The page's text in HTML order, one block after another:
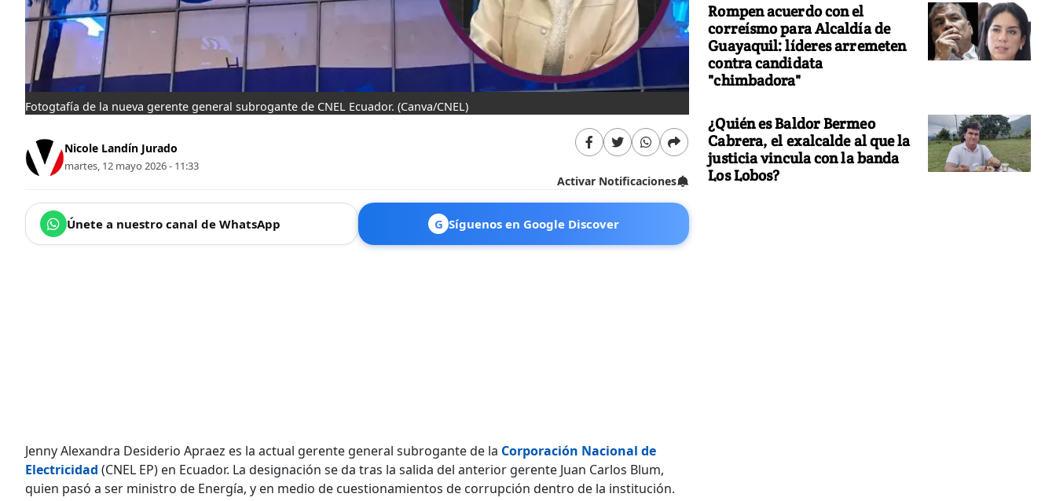
Fotogtafía de la nueva gerente general subrogante de CNEL Ecuador. (Canva/CNEL)
Nicole Landín Jurado
martes, 12 mayo 2026 - 11:33
Activar Notificaciones
Únete a nuestro canal de WhatsApp G Síguenos en Google Discover
Jenny Alexandra Desiderio Apraez es la actual gerente general subrogante de la Corporación Nacional de
Electricidad (CNEL EP) en Ecuador. La designación se da tras la salida del anterior gerente Juan Carlos Blum,
quien pasó a ser ministro de Energía, y en medio de cuestionamientos de corrupción dentro de la institución.
Rompen acuerdo con el
correísmo para Alcaldía de
Guayaquil: líderes arremeten
contra candidata
"chimbadora"
¿Quién es Baldor Bermeo
Cabrera, el exalcalde al que la
justicia vincula con la banda
Los Lobos?